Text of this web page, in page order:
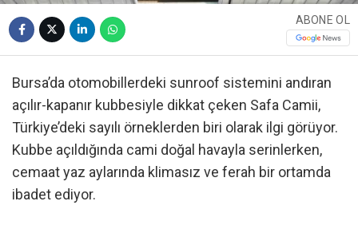
ABONE OL
Bursa’da otomobillerdeki sunroof sistemini andıran
açılır-kapanır kubbesiyle dikkat çeken Safa Camii,
Türkiye’deki sayılı örneklerden biri olarak ilgi görüyor.
Kubbe açıldığında cami doğal havayla serinlerken,
cemaat yaz aylarında klimasız ve ferah bir ortamda
ibadet ediyor.